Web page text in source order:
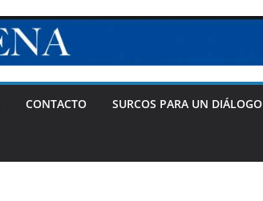
CONTACTO SURCOS PARA UN DIÁLOGO